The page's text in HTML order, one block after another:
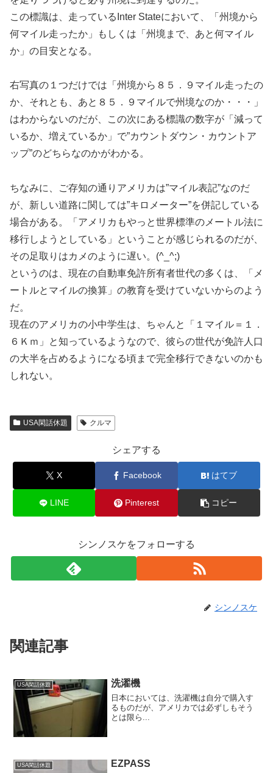
この標識は、走っているInter Stateにおいて、「州境から
何マイル走ったか」もしくは「州境まで、あと何マイル
か」の目安となる。
右写真の１つだけでは「州境から８５．９マイル走ったの
か、それとも、あと８５．９マイルで州境なのか・・・」
はわからないのだが、この次にある標識の数字が「減って
いるか、増えているか」で”カウントダウン・カウントア
ップ”のどちらなのかがわかる。
ちなみに、ご存知の通りアメリカは”マイル表記”なのだ
が、新しい道路に関しては”キロメーター”を併記している
場合がある。「アメリカもやっと世界標準のメートル法に
移行しようとしている」ということが感じられるのだが、
その足取りはカメのように遅い。(^_^;)
というのは、現在の自動車免許所有者世代の多くは、「メ
ートルとマイルの換算」の教育を受けていないからのよう
だ。
現在のアメリカの小中学生は、ちゃんと「１マイル＝１．
６Ｋｍ」と知っているようなので、彼らの世代が免許人口
の大半を占めるようになる頃まで完全移行できないのかも
しれない。
USA閑話休題 クルマ
シェアする
X Facebook はてブ
LINE Pinterest コピー
シンノスケをフォローする
シンノスケ
関連記事
USA閑話休題 洗濯機
日本においては、洗濯機は自分で購入す
るものだが、アメリカでは必ずしもそう
とは限ら...
USA閑話休題 EZPASS